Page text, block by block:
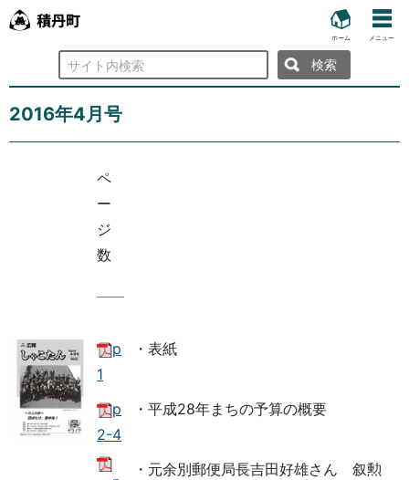
ホーム メニュー
検
索
2016年4月号
ペ
ー
ジ
数
p
1
・表紙
p
2-4
・平成28年まちの予算の概要
・元余別郵便局長吉田好雄さん 叙勲